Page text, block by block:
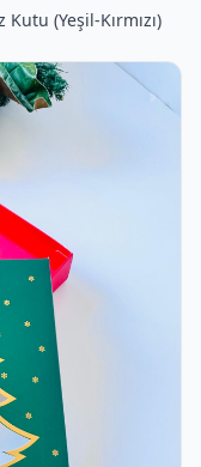
Kutu (Yeşil-Kırmızı)